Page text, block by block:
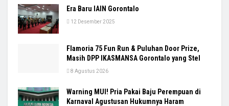
Era Baru IAIN Gorontalo
12 Desember 2025
Flamoria 75 Fun Run & Puluhan Door Prize,
Masih DPP IKASMANSA Gorontalo yang Stel
8 Agustus 2026
Warning MUI! Pria Pakai Baju Perempuan di
Karnaval Agustusan Hukumnya Haram